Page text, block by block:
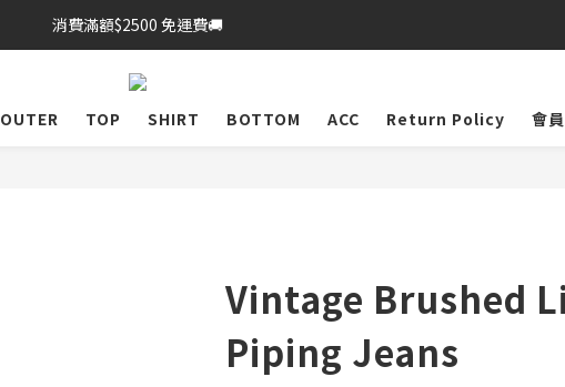
消費滿額$2500 免運費🚚
OUTER TOP SHIRT BOTTOM ACC Return Policy 會
Vintage Brushed
Piping Jeans